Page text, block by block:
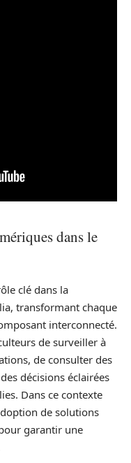
dans le
clé dans la
transformant chaque
interconnecté.
de surveiller à
de consulter des
décisions éclairées
Dans ce contexte
de solutions
garantir une